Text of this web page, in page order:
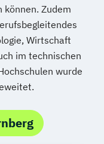
Zudem
Wirtschaft
im technischen
wurde